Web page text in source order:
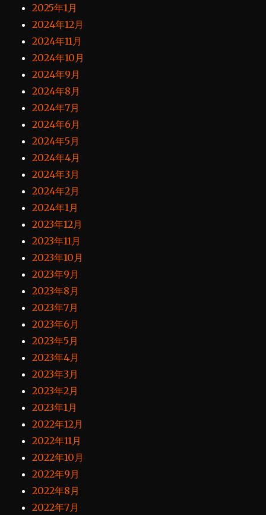
2025年1月
2024年12月
2024年11月
2024年10月
2024年9月
2024年8月
2024年7月
2024年6月
2024年5月
2024年4月
2024年3月
2024年2月
2024年1月
2023年12月
2023年11月
2023年10月
2023年9月
2023年8月
2023年7月
2023年6月
2023年5月
2023年4月
2023年3月
2023年2月
2023年1月
2022年12月
2022年11月
2022年10月
2022年9月
2022年8月
2022年7月